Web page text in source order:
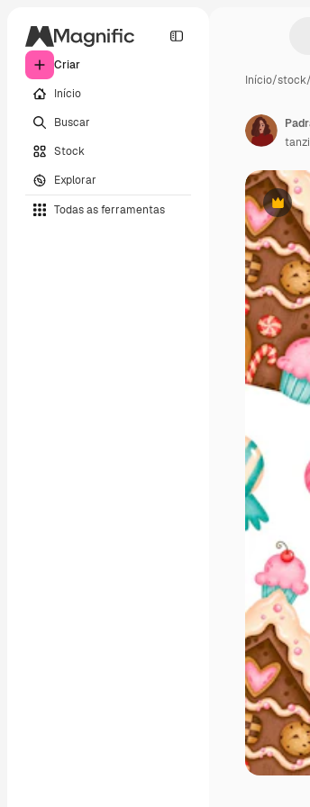
Criar
Início
Buscar
Stock
Explorar
Todas as ferramentas
Início/stock/